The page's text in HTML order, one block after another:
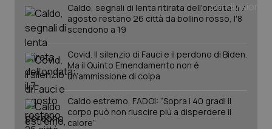
Caldo, segnali di lenta ritirata dell'ondata: il 7
agosto restano 26 città da bollino rosso, l'8
scendono a 19
Covid. Il silenzio di Fauci e il perdono di Biden.
Ma il Quinto Emendamento non è
un’ammissione di colpa
Caldo estremo, FADOI: “Sopra i 40 gradi il
corpo può non riuscire più a disperdere il
calore”
.quotidianosanita.it